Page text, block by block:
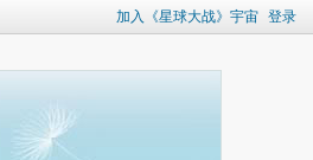
加入《星球大战》宇宙 登录